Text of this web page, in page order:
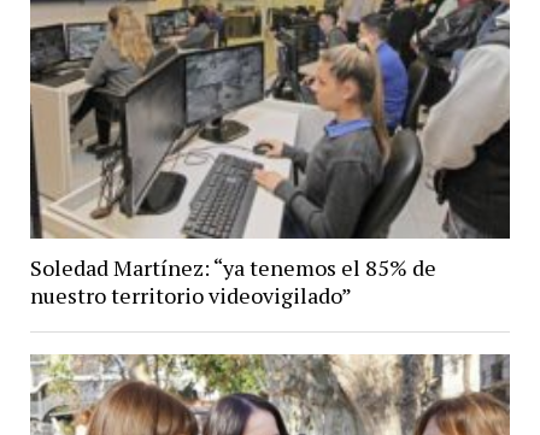
Soledad Martínez: “ya tenemos el 85% de
nuestro territorio videovigilado”